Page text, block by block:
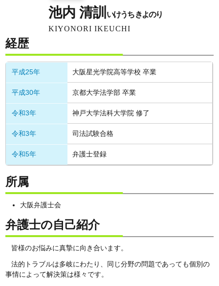
池内 清訓
いけうち きよのり
KIYONORI IKEUCHI
経歴
平成25年 大阪星光学院高等学校 卒業
平成30年 京都大学法学部 卒業
令和3年 神戸大学法科大学院 修了
令和3年 司法試験合格
令和5年 弁護士登録
所属
大阪弁護士会
弁護士の自己紹介
皆様のお悩みに真摯に向き合います。
法的トラブルは多岐にわたり、同じ分野の問題であっても個別の
事情によって解決策は様々です。